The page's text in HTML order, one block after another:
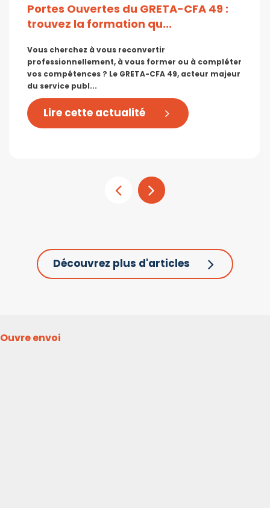
Portes Ouvertes du GRETA-CFA 49 :
trouvez la formation qu...
Vous cherchez à vous reconvertir
professionnellement, à vous former ou à compléter
vos compétences ? Le GRETA-CFA 49, acteur majeur
du service publ...
Lire cette actualité
Découvrez plus d'articles
Ouvre envoi